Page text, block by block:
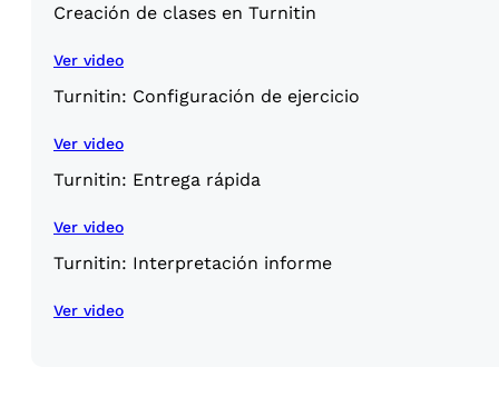
Creación de clases en Turnitin
Ver video
Turnitin: Configuración de ejercicio
Ver video
Turnitin: Entrega rápida
Ver video
Turnitin: Interpretación informe
Ver video